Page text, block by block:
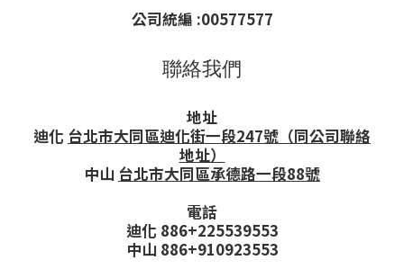
公司統編 :00577577
聯絡我們
地址
迪化 台北市大同區迪化街一段247號（同公司聯絡
地址）
中山 台北市大同區承德路一段88號
電話
迪化 886+225539553
中山 886+910923553